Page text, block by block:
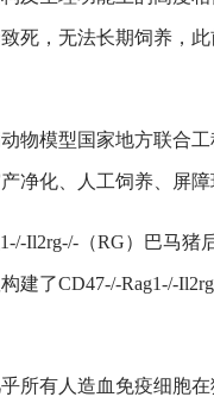
死，无法长期饲养，
物模型国家地方联合
净化、人工饲养、屏
Il2rg-/-（RG）巴马
建了CD47-/-Rag1-/-
所有人造血免疫细胞